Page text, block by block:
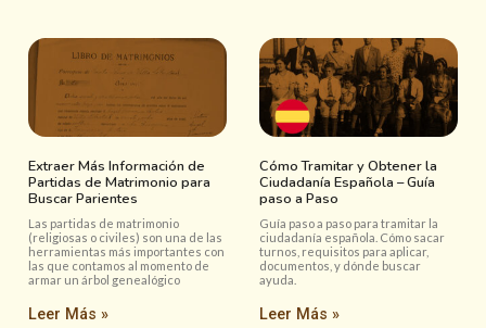
Extraer Más Información de
Partidas de Matrimonio para
Buscar Parientes
Las partidas de matrimonio
(religiosas o civiles) son una de las
herramientas más importantes con
las que contamos al momento de
armar un árbol genealógico
Leer Más »
Cómo Tramitar y Obtener la
Ciudadanía Española – Guía
paso a Paso
Guía paso a paso para tramitar la
ciudadanía española. Cómo sacar
turnos, requisitos para aplicar,
documentos, y dónde buscar
ayuda.
Leer Más »